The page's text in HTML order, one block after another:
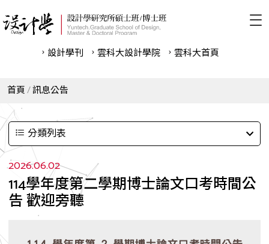
設計學刊 雲科⼤設計學院 雲科⼤首頁
首頁 訊息公告
分類列表
2026.06.02
114學年度第二學期博士論文口考時間公
告 歡迎旁聽